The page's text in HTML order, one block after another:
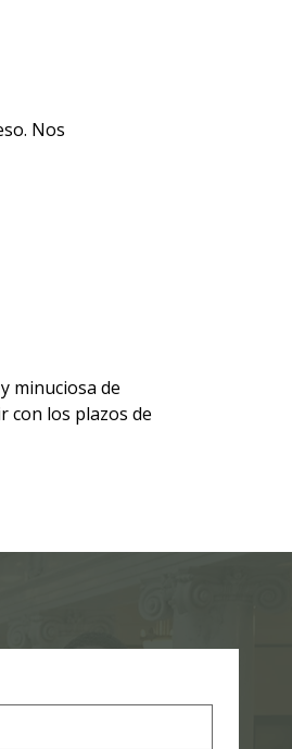
Nos
minuciosa de
con los plazos de